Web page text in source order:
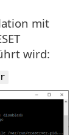
mit
wird: